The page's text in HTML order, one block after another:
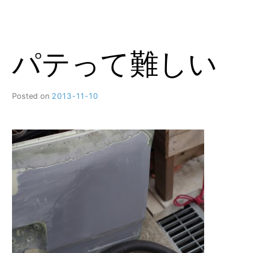
パテって難しい
Posted on 2013-11-10
M